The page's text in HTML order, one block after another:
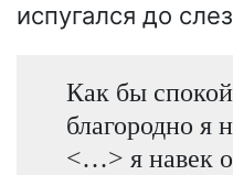
испугался до
Как бы
благородно я
<…> я навек